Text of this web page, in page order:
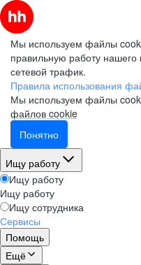
Мы используем файлы
правильную работу нашего
сетевой трафик.
Правила использования
Мы используем файлы
файлов cookie
Понятно
Ищу работу
Ищу работу
Ищу работу
Ищу сотрудника
Сервисы
Помощь
Ещё